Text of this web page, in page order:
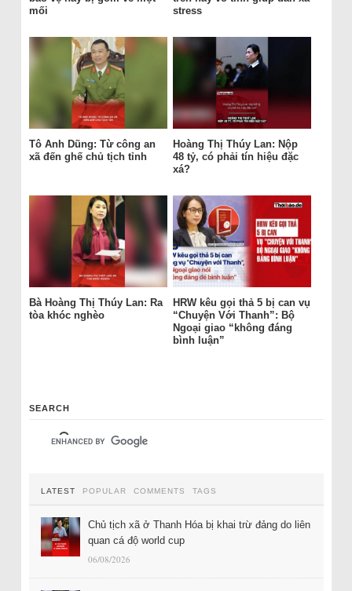
mối
stress
Tô Anh Dũng: Từ công an
xã đến ghế chủ tịch tỉnh
Hoàng Thị Thúy Lan: Nộp
48 tỷ, có phải tín hiệu đặc
xá?
Bà Hoàng Thị Thúy Lan: Ra
tòa khóc nghèo
HRW kêu gọi thả 5 bị can vụ
“Chuyện Với Thanh”: Bộ
Ngoại giao “không đáng
bình luận”
SEARCH
LATEST POPULAR COMMENTS TAGS
Chủ tịch xã ở Thanh Hóa bị khai trừ đảng do liên
quan cá độ world cup
06/08/2026